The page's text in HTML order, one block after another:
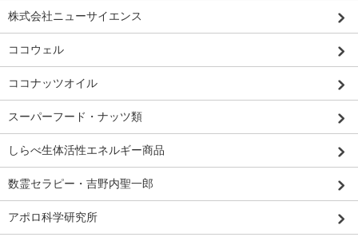
株式会社ニューサイエンス
ココウェル
ココナッツオイル
スーパーフード・ナッツ類
しらべ生体活性エネルギー商品
数霊セラピー・吉野内聖一郎
アポロ科学研究所